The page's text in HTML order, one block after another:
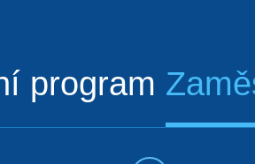
program